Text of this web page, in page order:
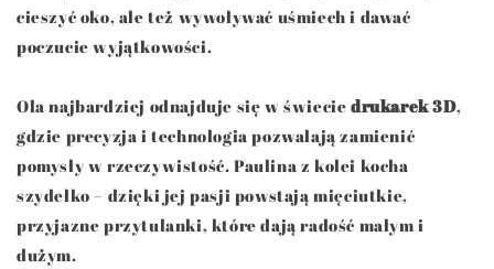
cieszyć oko, ale też wywoływać uśmiech i dawać
poczucie wyjątkowości.
Ola najbardziej odnajduje się w świecie drukarek 3D,
gdzie precyzja i technologia pozwalają zamienić
pomysły w rzeczywistość. Paulina z kolei kocha
szydełko – dzięki jej pasji powstają mięciutkie,
przyjazne przytulanki, które dają radość małym i
dużym.